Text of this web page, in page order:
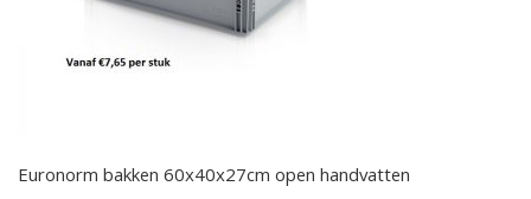
Euronorm bakken 60x40x27cm open handvatten